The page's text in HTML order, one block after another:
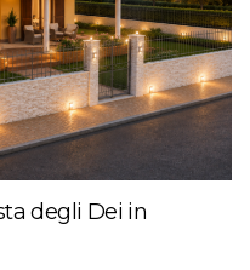
degli Dei in